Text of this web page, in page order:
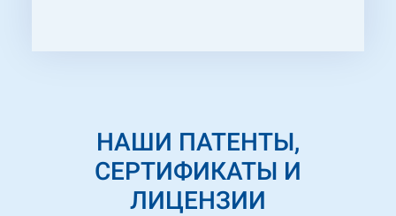
НАШИ ПАТЕНТЫ,
СЕРТИФИКАТЫ И
ЛИЦЕНЗИИ